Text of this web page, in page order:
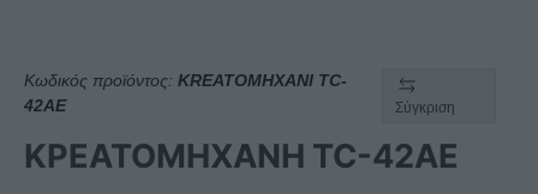
Κωδικός προϊόντος: KREATOMHXANI TC-
42AE
Σύγκριση
ΚΡΕΑΤΟΜΗΧΑΝΗ TC-42AE